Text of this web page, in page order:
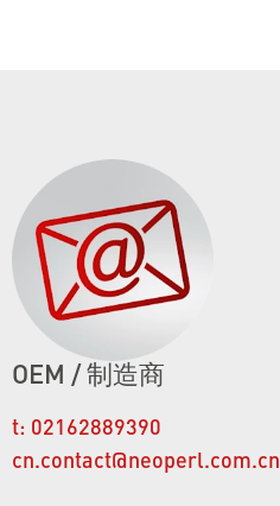
OEM / 制造商
t: 02162889390
cn.contact@neoperl.com.cn